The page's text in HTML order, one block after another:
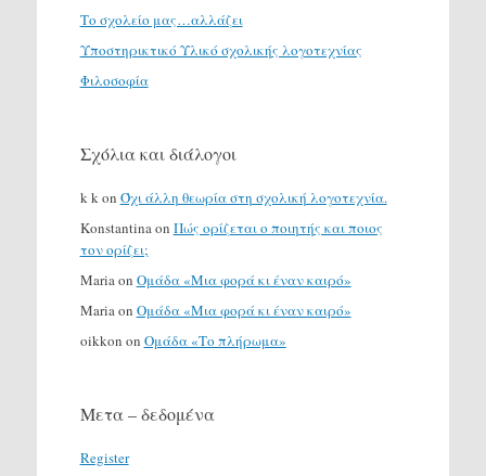
Το σχολείο μας…αλλάζει
Υποστηρικτικό Υλικό σχολικής λογοτεχνίας
Φιλοσοφία
Σχόλια και διάλογοι
k kon Όχι άλλη θεωρία στη σχολική λογοτεχνία.
Konstantinaon Πώς ορίζεται ο ποιητής και ποιος
τον ορίζει;
Mariaon Ομάδα «Μια φορά κι έναν καιρό»
Mariaon Ομάδα «Μια φορά κι έναν καιρό»
oikkon on Ομάδα «Το πλήρωμα»
Μετα – δεδομένα
Register